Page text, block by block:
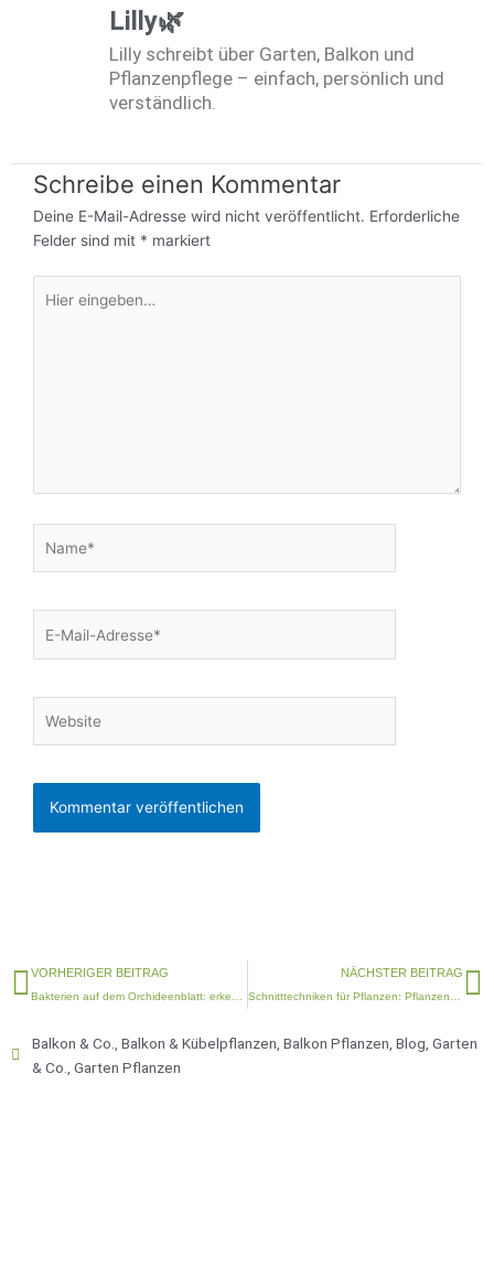
Lilly🌿
Lilly schreibt über Garten, Balkon und
Pflanzenpflege – einfach, persönlich und
verständlich.
Schreibe einen Kommentar
Deine E-Mail-Adresse wird nicht veröffentlicht. Erforderliche
Felder sind mit * markiert
eingeben…
Mail-
Zurück
VORHERIGER BEITRAG NÄCHSTER BEITRAG
Balkon & Co. Balkon & Kübelpflanzen Balkon Pflanzen Blog Garten
& Co.
Garten Pflanzen